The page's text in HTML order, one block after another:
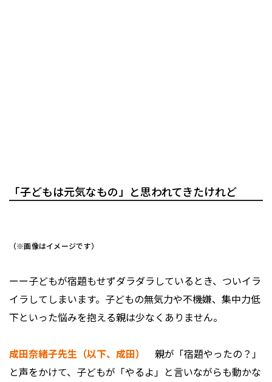
「子どもは元気なもの」と思われてきたけれど
（※画像はイメージです）
ーー子どもが宿題もせずダラダラしているとき、ついイラ
イラしてしまいます。子どもの無気力や不機嫌、集中力低
下といった悩みを抱える親は少なくありません。
成田奈緒子先生（以下、成田）
親が「宿題やったの？」
と声をかけて、子どもが「やるよ」と言いながらも動かな